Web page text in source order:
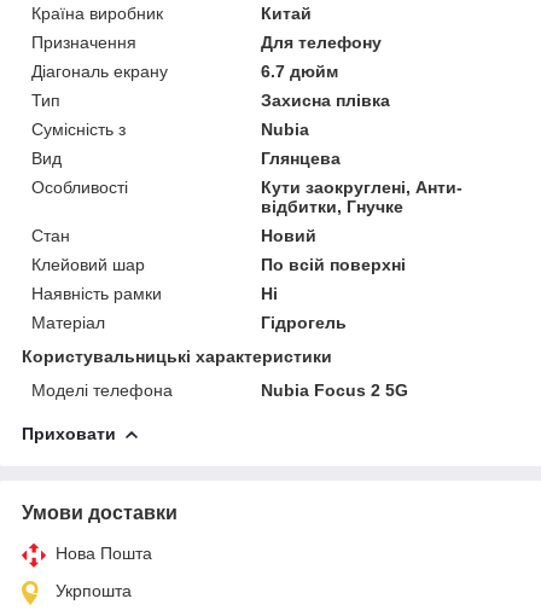
Країна виробник
Китай
Призначення
Для телефону
Діагональ екрану
6.7 дюйм
Тип
Захисна плівка
Сумісність з
Nubia
Вид
Глянцева
Особливості
Кути заокруглені, Анти-
відбитки, Гнучке
Стан
Новий
Клейовий шар
По всій поверхні
Наявність рамки
Ні
Матеріал
Гідрогель
Користувальницькі характеристики
Моделі телефона
Nubia Focus 2 5G
Приховати
Умови доставки
Нова Пошта
Укрпошта